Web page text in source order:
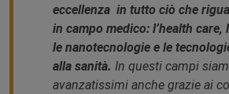
eccellenza in tutto ciò che
in campo medico: l’health care,
le nanotecnologie e le
alla sanità. In questi campi
avanzatissimi anche grazie ai